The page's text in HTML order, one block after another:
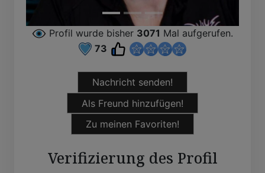
Profil wurde bisher 3071 Mal aufgerufen.
73
Nachricht senden!
Als Freund hinzufügen!
Zu meinen Favoriten!
Verifizierung des Profil